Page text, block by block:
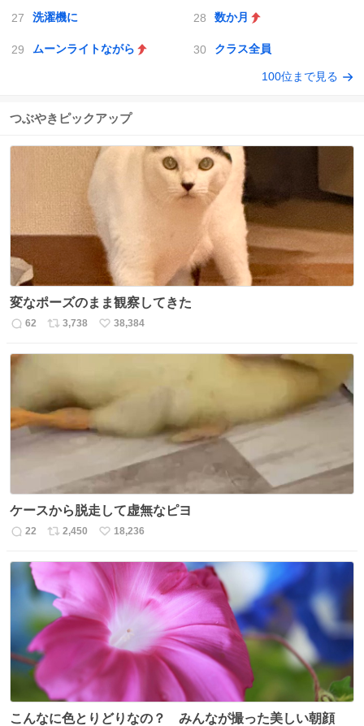
洗濯機に 数か月
ムーンライトながら クラス全員
100位まで見る
つぶやきピックアップ
変なポーズのまま観察してきた
返
数
62
リ
数
3,738
い
38,384
ケースから脱走して虚無なピヨ
返
22
リ
ト
数
2,450
い
ね
数
18,236
こんなに色とりどりなの？ みんなが撮った美しい朝顔